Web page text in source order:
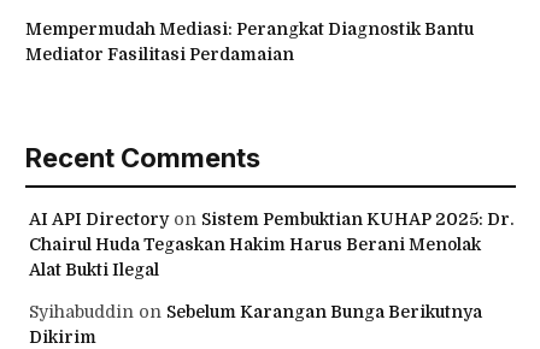
Mempermudah Mediasi: Perangkat Diagnostik Bantu
Mediator Fasilitasi Perdamaian
Recent Comments
AI API Directoryon Sistem Pembuktian KUHAP 2025: Dr.
Chairul Huda Tegaskan Hakim Harus Berani Menolak
Alat Bukti Ilegal
Syihabuddin on Sebelum Karangan Bunga Berikutnya
Dikirim